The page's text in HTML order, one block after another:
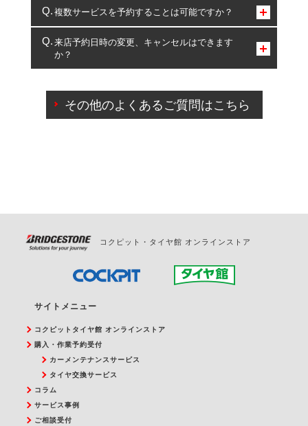
コクピット・タイヤ館のみとなります。
複数サービスを予約することは可能ですか？
複数サービスのご予約は可能です。
一部の商品・サービスの組み合わせに限り、同時にご予約が
出来ないものもございます。
来店予約日時の変更、キャンセルはできます
か？
ご来店予約日の3営業日前を過ぎている場合のご予約
の日時変更につきましては、直接ご予約の店舗まで
その他のよくあるご質問はこちら
コクピット・タイヤ館 オンラインストア
サイトメニュー
コクピットタイヤ館 オンラインストア
購入・作業予約受付
カーメンテナンスサービス
タイヤ交換サービス
コラム
サービス事例
ご相談受付